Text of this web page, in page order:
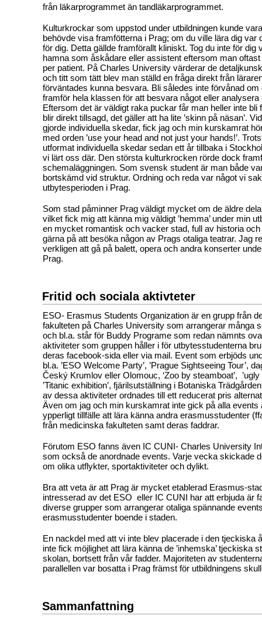
från läkarprogrammet än tandläkarprogrammet.
Kulturkrockar som uppstod under utbildningen kunde
behövde visa framfötterna i Prag; om du ville lära dig var
för dig. Detta gällde framförallt kliniskt. Tog du inte för dig
hamna som åskådare eller assistent eftersom man
per patient. På Charles University värderar de
och titt som tätt blev man ställd en fråga direkt från
förväntades kunna besvara. Bli således inte förvånad om
framför hela klassen för att besvara något eller analysera
Eftersom det är väldigt raka puckar får man heller inte
blir direkt tillsagd, det gäller att ha lite ’skinn på näsan’.
gjorde individuella skedar, fick jag och min kurskamrat
med orden ’use your head and not just your hands!’.
utformat individuella skedar sedan ett år tillbaka i
vi lärt oss där. Den största kulturkrocken rörde dock
schemaläggningen. Som svensk student är man både
bortskämd vid struktur. Ordning och reda var något vi
utbytesperioden i Prag.
Som stad påminner Prag väldigt mycket om de äldre
vilket fick mig att känna mig väldigt ’hemma’ under min
en mycket romantisk och vacker stad, full av historia
gärna på att besöka någon av Prags otaliga teatrar. Jag
verkligen att gå på balett, opera och andra konserter
Prag.
Fritid och sociala aktivteter
ESO- Erasmus Students Organization är en grupp från
fakulteten på Charles University som arrangerar många
och bl.a. står för Buddy Programe som redan nämnts
aktiviteter som gruppen håller i för utbytesstudenterna
deras facebook-sida eller via mail. Event som erbjöds
bl.a. ’ESO Welcome Party’, ’Prague Sightseeing Tour’,
Český Krumlov eller Olomouc, ‘Zoo by steamboat’, ’ugly
’Titanic exhibition’, fjärilsutställning i Botaniska
av dessa aktiviteter ordnades till ett reducerat pris
Även om jag och min kurskamrat inte gick på alla events
ypperligt tillfälle att lära känna andra erasmusstudenter
från medicinska fakulteten samt deras faddrar.
Förutom ESO fanns även IC CUNI- Charles University
som också de anordnade events. Varje vecka skickade
om olika utflykter, sportaktiviteter och dylikt.
Bra att veta är att Prag är mycket etablerad Erasmus-
intresserad av det ESO eller IC CUNI har att erbjuda är
diverse grupper som arrangerar otaliga spännande
erasmusstudenter boende i staden.
En nackdel med att vi inte blev placerade i den tjeckiska
inte fick möjlighet att lära känna de ’inhemska’ tjeckiska
skolan, bortsett från vår fadder. Majoriteten av
parallellen var bosatta i Prag främst för utbildningens
Sammanfattning